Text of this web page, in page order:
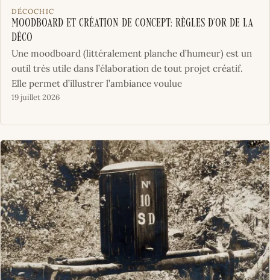
DÉCOCHIC
Moodboard et création de concept: règles d’or de la
déco
Une moodboard (littéralement planche d’humeur) est un
outil très utile dans l’élaboration de tout projet créatif.
Elle permet d’illustrer l’ambiance voulue
19 juillet 2026